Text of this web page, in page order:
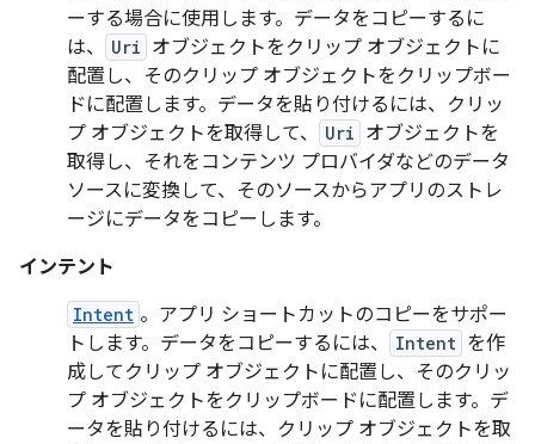
ーする場合に使用します。データをコピーするに
は、
Uri オブジェクトをクリップ オブジェクトに
配置し、そのクリップ オブジェクトをクリップボー
ドに配置します。データを貼り付けるには、クリッ
プ オブジェクトを取得して、
Uri オブジェクトを
取得し、それをコンテンツ プロバイダなどのデータ
ソースに変換して、そのソースからアプリのストレ
ージにデータをコピーします。
インテント
Intent 。アプリ ショートカットのコピーをサポー
トします。データをコピーするには、
Intent を作
成してクリップ オブジェクトに配置し、そのクリッ
プ オブジェクトをクリップボードに配置します。デ
ータを貼り付けるには、クリップ オブジェクトを取